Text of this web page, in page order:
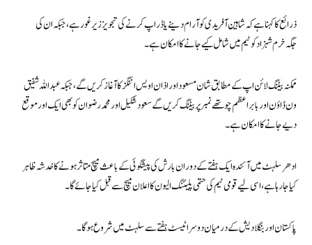
ذرائع کا کہنا ہے کہشاہین آفریدیکو آرام دینے یا ڈراپ کرنے کی تجویز زیر غور ہے، جبکہ ان کی
جگہخرم شہزادکو ٹیم میں شامل کیے جانے کا امکان ہے۔
ممکنہ بیٹنگ لائن اپ کے مطابقشان مسعوداوراذان اویساننگز کا آغاز کریں گے، جبکہعبداللہ شفیق
ون ڈاؤن اور بابر اعظم چوتھے نمبر پر بیٹنگ کریں گےسعود شکیلاورمحمد رضوانکو بھی ایک اور موقع
دیے جانے کا امکان ہے۔
ادھر سلہٹ میں آئندہ ایک ہفتے کے دوران بارش کی پیشگوئی کے باعث میچ متاثر ہونے کا خدشہ ظاہر
کیا جا رہا ہے، اسی لیے قومی ٹیم کی حتمی پلیئنگ الیون کا اعلان میچ سے قبل کیا جائے گا۔
پاکستان اور بنگلادیش کے درمیان دوسرا ٹیسٹ ہفتے سے سلہٹ میں شروع ہوگا۔